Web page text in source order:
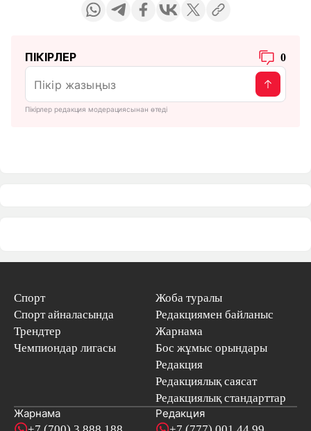
ПІКІРЛЕР 0
Пікірлер редакция модерациясынан өтеді
Спорт
Спорт айналасында
Трендтер
Чемпиондар лигасы
Жоба туралы
Редакциямен байланыс
Жарнама
Бос жұмыс орындары
Редакция
Редакциялық саясат
Редакциялық стандарттар
Жарнама Редакция